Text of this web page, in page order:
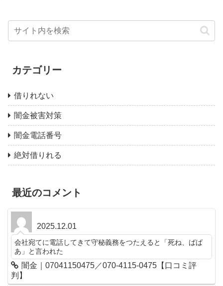
カテゴリー
借りれない
闇金被害対策
闇金電話番号
絶対借りれる
最近のコメント
2025.12.01
会社宛てに電話してきて守秘義務をつたえると「死ね、ばば
あ」と言われた
闇金｜07041150475／070-4115-0475【口コミ評
判】